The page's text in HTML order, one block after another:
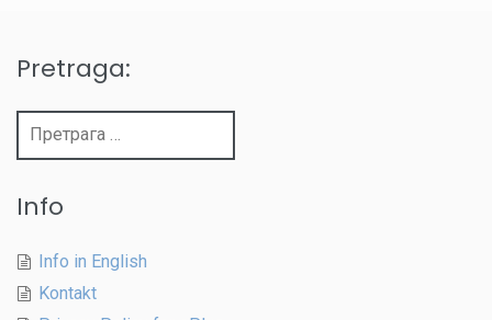
Pretraga:
Info
Info in English
Kontakt